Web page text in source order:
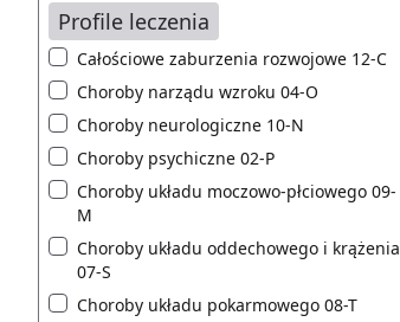
Profile leczenia
Całościowe zaburzenia rozwojowe 12-C
Choroby narządu wzroku 04-O
Choroby neurologiczne 10-N
Choroby psychiczne 02-P
Choroby układu moczowo-płciowego 09-
M
Choroby układu oddechowego i krążenia
07-S
Choroby układu pokarmowego 08-T